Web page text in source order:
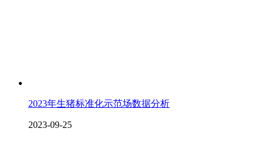
2023年生猪标准化示范场数据分析
2023-09-25